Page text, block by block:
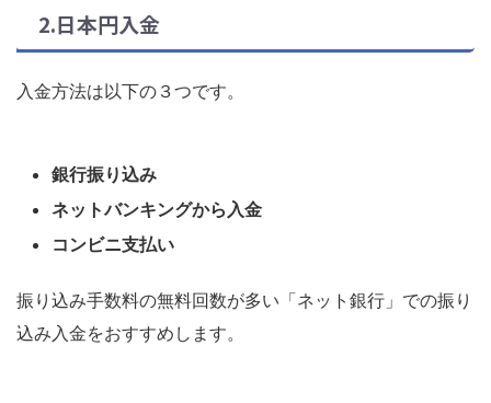
2.日本円入金
入金方法は以下の３つです。
銀行振り込み
ネットバンキングから入金
コンビニ支払い
振り込み手数料の無料回数が多い「ネット銀行」での振り
込み入金をおすすめします。